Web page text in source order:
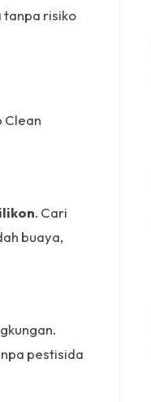
tanpa risiko
Clean
. Cari
buaya,
pestisida